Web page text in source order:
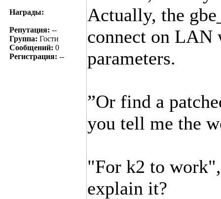
Награды:
Репутация: --
Группа: Гости
Сообщений: 0
Регистрация: --
Actually, the
connect on LAN
parameters.
”Or find a
you tell me the
"For k2 to
explain it?